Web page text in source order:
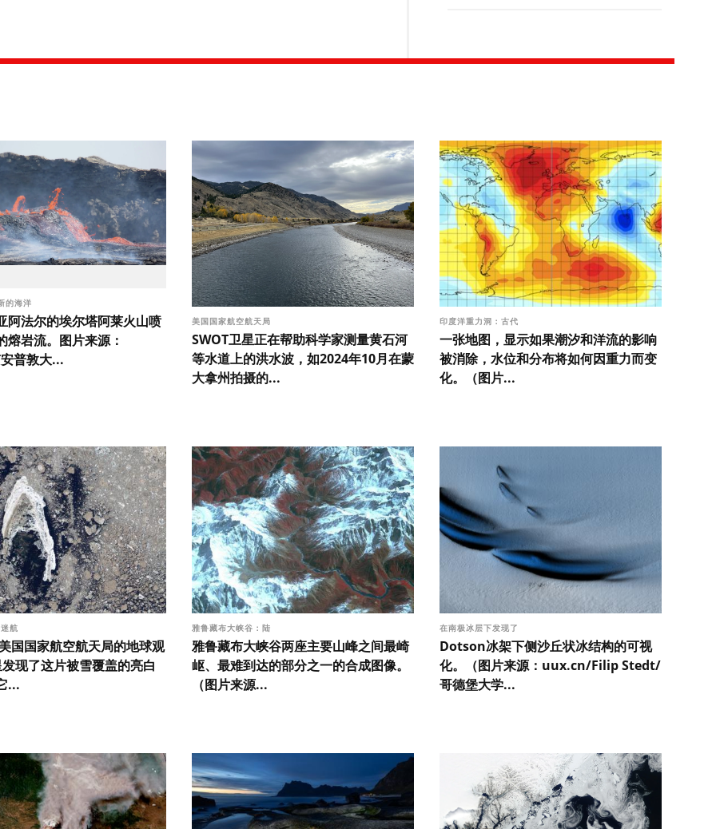
的海洋
阿法尔的埃尔塔阿莱火山喷
熔岩流。图片来源：
普敦大...
美国国家航空航天局
SWOT卫星正在帮助科学家测量黄石河
等水道上的洪水波，如2024年10月在蒙
大拿州拍摄的...
印度洋重力洞：古代
一张地图，显示如果潮汐和洋流的影响
被消除，水位和分布将如何因重力而变
化。（图片...
航
国国家航空航天局的地球观
现了这片被雪覆盖的亮白
...
雅鲁藏布大峡谷：陆
雅鲁藏布大峡谷两座主要山峰之间最崎
岖、最难到达的部分之一的合成图像。
（图片来源...
在南极冰层下发现了
Dotson冰架下侧沙丘状冰结构的可视
化。（图片来源：uux.cn/Filip Stedt/
哥德堡大学...